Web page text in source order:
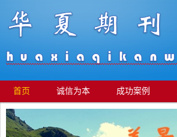
首页 诚信为本 成功案例